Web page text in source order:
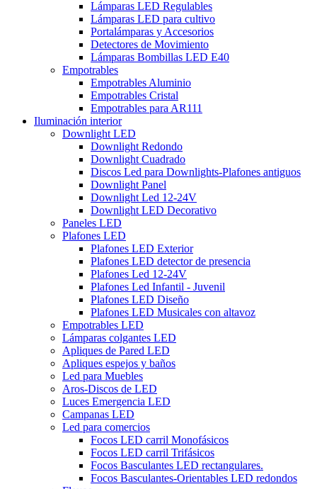
Lámparas LED Regulables
Lámparas LED para cultivo
Portalámparas y Accesorios
Detectores de Movimiento
Lámparas Bombillas LED E40
Empotrables
Empotrables Aluminio
Empotrables Cristal
Empotrables para AR111
Iluminación interior
Downlight LED
Downlight Redondo
Downlight Cuadrado
Discos Led para Downlights-Plafones antiguos
Downlight Panel
Downlight Led 12-24V
Downlight LED Decorativo
Paneles LED
Plafones LED
Plafones LED Exterior
Plafones LED detector de presencia
Plafones Led 12-24V
Plafones Led Infantil - Juvenil
Plafones LED Diseño
Plafones LED Musicales con altavoz
Empotrables LED
Lámparas colgantes LED
Apliques de Pared LED
Apliques espejos y baños
Led para Muebles
Aros-Discos de LED
Luces Emergencia LED
Campanas LED
Led para comercios
Focos LED carril Monofásicos
Focos LED carril Trifásicos
Focos Basculantes LED rectangulares.
Focos Basculantes-Orientables LED redondos